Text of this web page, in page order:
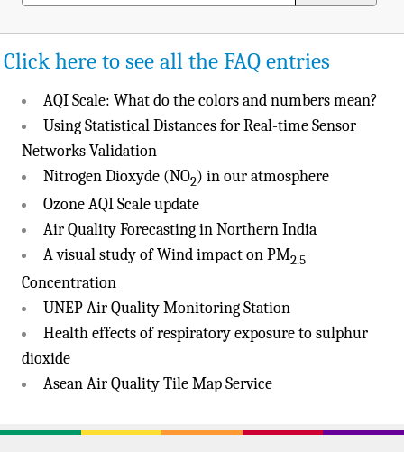
Click here to see all the FAQ entries
AQI Scale: What do the colors and numbers mean?
Using Statistical Distances for Real-time Sensor
Networks Validation
Nitrogen Dioxyde (NO2) in our atmosphere
Ozone AQI Scale update
Air Quality Forecasting in Northern India
A visual study of Wind impact on PM2.5
Concentration
UNEP Air Quality Monitoring Station
Health effects of respiratory exposure to sulphur
dioxide
Asean Air Quality Tile Map Service